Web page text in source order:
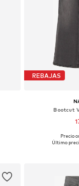
REBAJAS
Bootcut
Disponible
Precio
Último